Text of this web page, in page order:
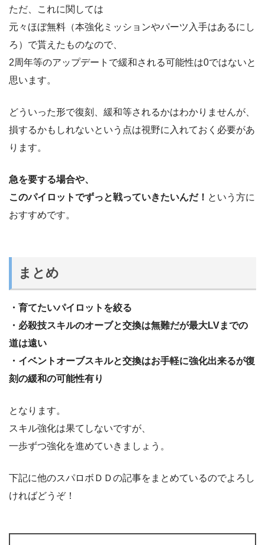
ただ、これに関しては
元々ほぼ無料（本強化ミッションやパーツ入手はあるにし
ろ）で貰えたものなので、
2周年等のアップデートで緩和される可能性は0ではないと
思います。
どういった形で復刻、緩和等されるかはわかりませんが、
損するかもしれないという点は視野に入れておく必要があ
ります。
急を要する場合や、
このパイロットでずっと戦っていきたいんだ！ という方に
おすすめです。
まとめ
・育てたいパイロットを絞る
・必殺技スキルのオーブと交換は無難だが最大LVまでの
道は遠い
・イベントオーブスキルと交換はお手軽に強化出来るが復
刻の緩和の可能性有り
となります。
スキル強化は果てしないですが、
一歩ずつ強化を進めていきましょう。
下記に他のスパロボＤＤの記事をまとめているのでよろし
ければどうぞ！